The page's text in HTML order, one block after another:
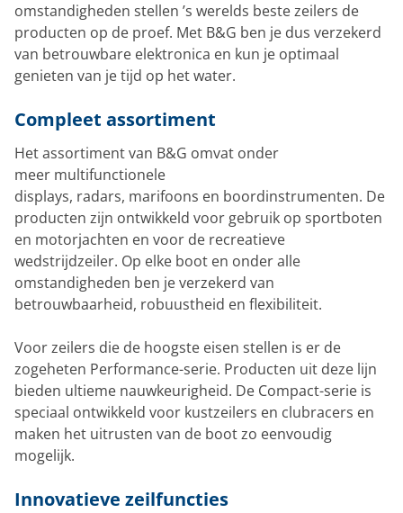
omstandigheden stellen ’s werelds beste zeilers de
producten op de proef. Met B&G ben je dus verzekerd
van betrouwbare elektronica en kun je optimaal
genieten van je tijd op het water.
Compleet assortiment
Het assortiment van B&G omvat onder
meer multifunctionele
displays, radars, marifoons en boordinstrumenten. De
producten zijn ontwikkeld voor gebruik op sportboten
en motorjachten en voor de recreatieve
wedstrijdzeiler. Op elke boot en onder alle
omstandigheden ben je verzekerd van
betrouwbaarheid, robuustheid en flexibiliteit.
Voor zeilers die de hoogste eisen stellen is er de
zogeheten Performance-serie. Producten uit deze lijn
bieden ultieme nauwkeurigheid. De Compact-serie is
speciaal ontwikkeld voor kustzeilers en clubracers en
maken het uitrusten van de boot zo eenvoudig
mogelijk.
Innovatieve zeilfuncties